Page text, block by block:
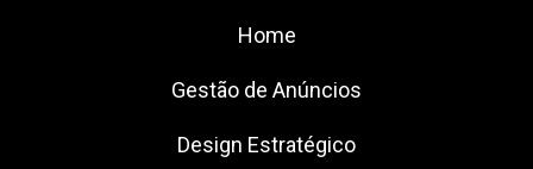
Home
Gestão de Anúncios
Design Estratégico